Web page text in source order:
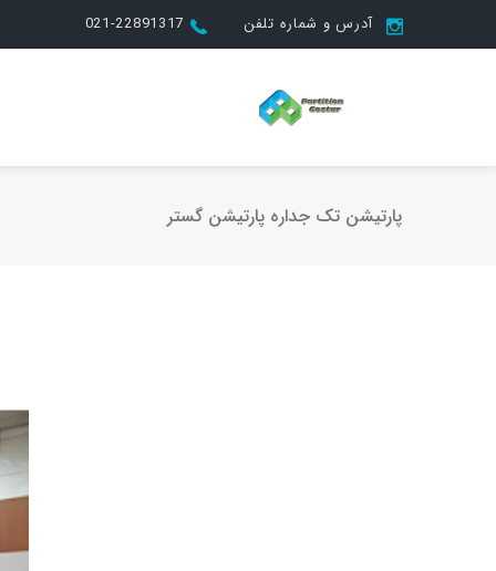
آدرس و شماره تلفن 021-22891317
پارتیشن تک جداره پارتیشن گستر